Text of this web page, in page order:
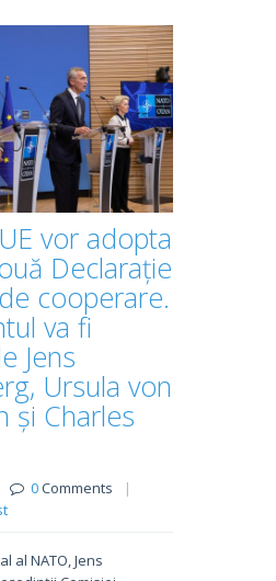
vor adopta
Declarație
cooperare.
va fi
Jens
Ursula von
și Charles
0Comments
|
al NATO, Jens